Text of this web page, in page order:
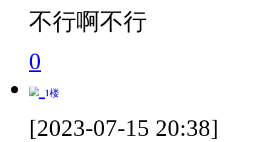
不行啊不行
0
1楼
[2023-07-15 20:38]